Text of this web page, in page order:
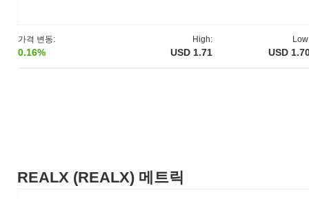
REALX (REALX) 메트릭
가격 변동:
0.16%
High:
USD 1.71 USD
금융(DeFi) 및 대체 불가능한 토큰(NFT) 분야에서 사용 사례를 넓
힐 것입니다. 커뮤니티는 이러한 이니셔티브에 대한 논의에 적극
장려하는 강력한 토큰 경제 모델을 특징으로 하여, 자산 거래와 투